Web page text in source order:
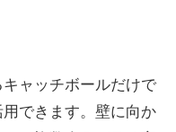
ャッチボールだけで
できます。壁に向か